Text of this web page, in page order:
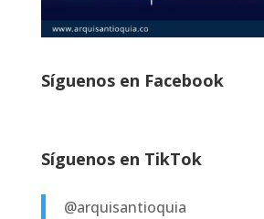
Síguenos en Facebook
Síguenos en TikTok
@arquisantioquia